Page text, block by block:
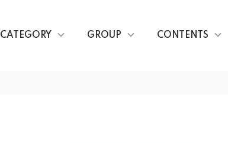
CATEGORY GROUP CONTENTS